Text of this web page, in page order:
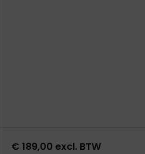
€ 189,00 excl. BTW